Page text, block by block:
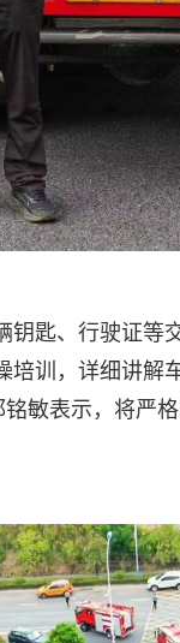
钥匙、行驶证等
训，详细讲解
敏表示，将严